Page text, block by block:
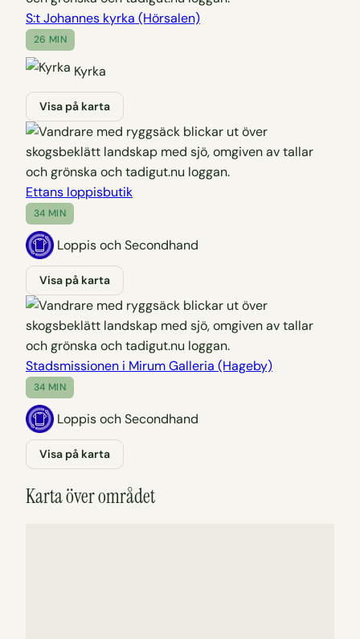
S:t Johannes kyrka (Hörsalen)
26 MIN
Kyrka
Visa på karta
Ettans loppisbutik
34 MIN
Loppis och Secondhand
Visa på karta
Stadsmissionen i Mirum Galleria (Hageby)
34 MIN
Loppis och Secondhand
Visa på karta
Karta över området